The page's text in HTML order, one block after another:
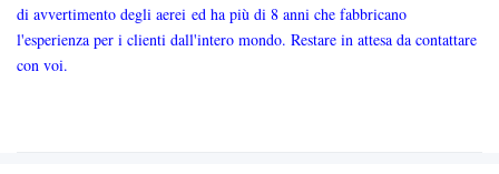
di avvertimento degli aerei ed ha più di 8 anni che fabbricano
l'esperienza per i clienti dall'intero mondo. Restare in attesa da contattare
con voi.